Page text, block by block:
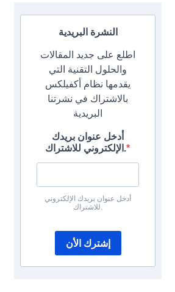
النشرة البريدية
اطلع على جديد المقالات
والحلول التقنية التي
يقدمها نظام أكفيلكس
بالاشتراك في نشرتنا
البريدية
أدخل عنوان بريدك
الإلكتروني للاشتراك.
أدخل عنوان بريدك الإلكتروني
للاشتراك.
إشترك الأن